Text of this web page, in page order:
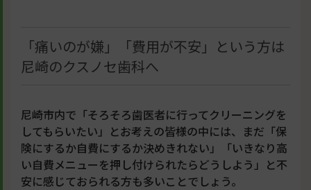
「痛いのが嫌」「費用が不安」という方は
尼崎のクスノセ歯科へ
尼崎市内で「そろそろ歯医者に行ってクリーニングを
してもらいたい」とお考えの皆様の中には、まだ「保
険にするか自費にするか決めきれない」「いきなり高
い自費メニューを押し付けられたらどうしよう」と不
安に感じておられる方も多いことでしょう。